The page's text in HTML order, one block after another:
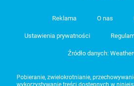
Reklama O nas
Ustawienia prywatności
Źródło danych:
Pobieranie, zwielokrotnianie,
wykorzystywanie treści dostępnych w